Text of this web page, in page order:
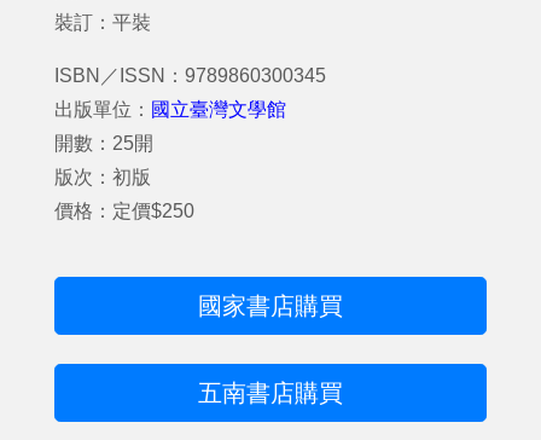
裝訂：平裝
ISBN／ISSN：9789860300345
出版單位： 國立臺灣文學館
開數：25開
版次：初版
價格：定價$250
國家書店購買
五南書店購買